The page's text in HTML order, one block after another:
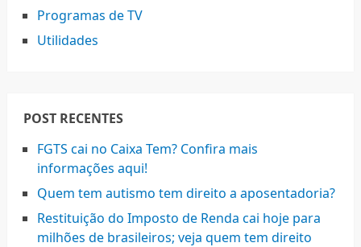
Programas de TV
Utilidades
POST RECENTES
FGTS cai no Caixa Tem? Confira mais
informações aqui!
Quem tem autismo tem direito a aposentadoria?
Restituição do Imposto de Renda cai hoje para
milhões de brasileiros; veja quem tem direito